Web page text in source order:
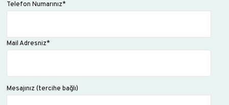
Telefon Numarınız*
Mail Adresniz*
Mesajınız (tercihe bağlı)